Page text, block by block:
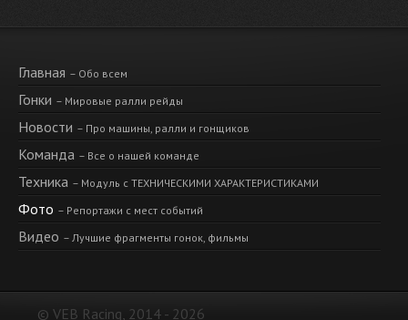
© VEB Racing, 2014 - 2026
Главная – Обо всем
Гонки – Мировые ралли рейды
Новости – Про машины, ралли и гонщиков
Команда – Все о нашей команде
Техника – Модуль с ТЕХНИЧЕСКИМИ ХАРАКТЕРИСТИКАМИ
Фото – Репортажи с мест событий
Видео – Лучшие фрагменты гонок, фильмы